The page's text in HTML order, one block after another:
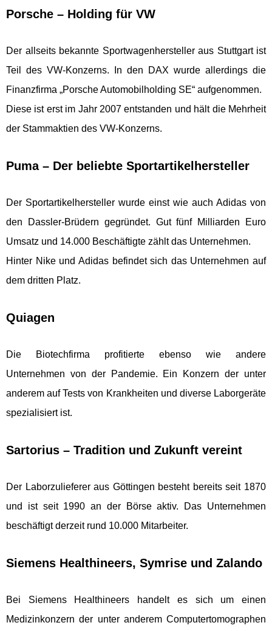
Porsche – Holding für VW
Der allseits bekannte Sportwagenhersteller aus Stuttgart ist
Teil des VW-Konzerns. In den DAX wurde allerdings die
Finanzfirma „Porsche Automobilholding SE“ aufgenommen.
Diese ist erst im Jahr 2007 entstanden und hält die Mehrheit
der Stammaktien des VW-Konzerns.
Puma – Der beliebte Sportartikelhersteller
Der Sportartikelhersteller wurde einst wie auch Adidas von
den Dassler-Brüdern gegründet. Gut fünf Milliarden Euro
Umsatz und 14.000 Beschäftigte zählt das Unternehmen.
Hinter Nike und Adidas befindet sich das Unternehmen auf
dem dritten Platz.
Quiagen
Die Biotechfirma profitierte ebenso wie andere
Unternehmen von der Pandemie. Ein Konzern der unter
anderem auf Tests von Krankheiten und diverse Laborgeräte
spezialisiert ist.
Sartorius – Tradition und Zukunft vereint
Der Laborzulieferer aus Göttingen besteht bereits seit 1870
und ist seit 1990 an der Börse aktiv. Das Unternehmen
beschäftigt derzeit rund 10.000 Mitarbeiter.
Siemens Healthineers, Symrise und Zalando
Bei Siemens Healthineers handelt es sich um einen
Medizinkonzern der unter anderem Computertomographen